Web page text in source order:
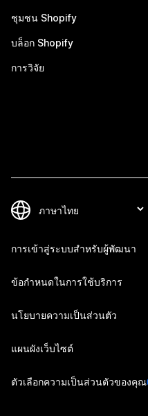
ชุมชน Shopify
บล็อก Shopify
การวิจัย
การเข้าสู่ระบบสำหรับผู้พัฒนา
ข้อกำหนดในการใช้บริการ
นโยบายความเป็นส่วนตัว
แผนผังเว็บไซต์
ตัวเลือกความเป็นส่วนตัวของคุณ